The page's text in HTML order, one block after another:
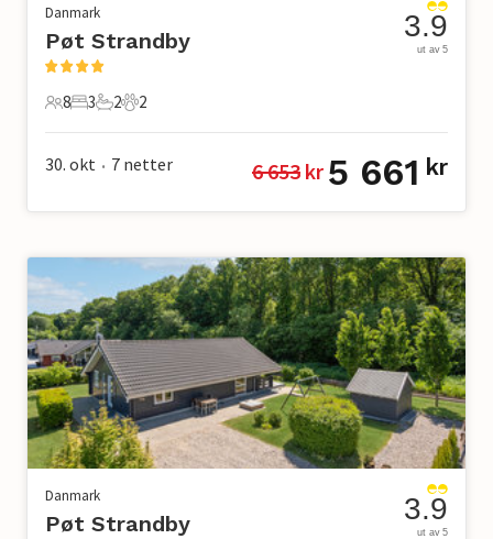
Danmark
Pøt Strandby
8 Gjester
8
3 Soverom
3
2 Bad
2
2 Kjæledyr
2
3.9
ut av 5
30. okt • 7 netter 6 653 kr 5 661 kr
Danmark
Pøt Strandby 3.9
ut av 5